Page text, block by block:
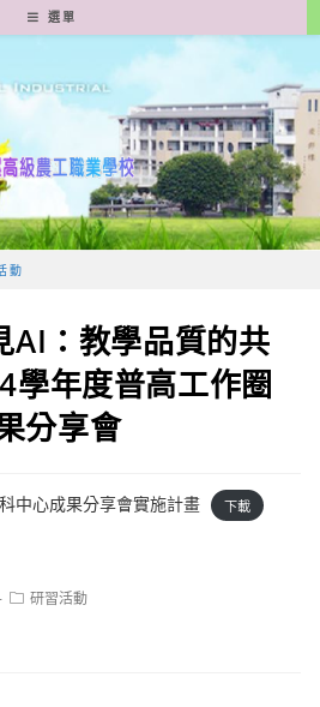
選單
動
AI：教學品質的共
學年度普高工作圈
分享會
中心成果分享會實施計畫 下載
Post研習活動